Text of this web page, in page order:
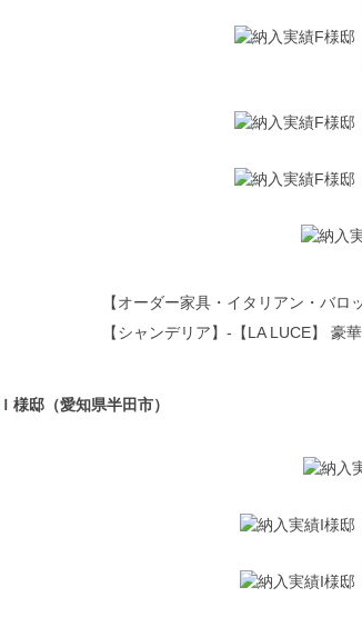
【オーダー家具・イタリアン・バロ
【シャンデリア】-【LA LUCE】 豪
Ｉ様邸（愛知県半田市）